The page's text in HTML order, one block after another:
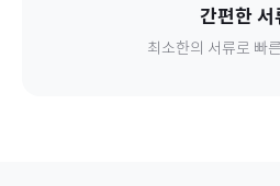
간편한 서
최소한의 서류로 빠